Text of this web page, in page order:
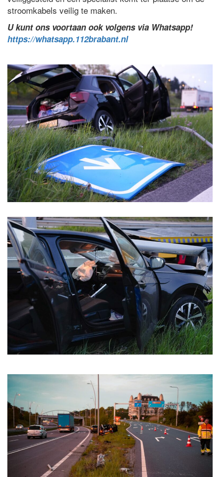
stroomkabels veilig te maken.
U kunt ons voortaan ook volgens via Whatsapp!
https://whatsapp.112brabant.nl